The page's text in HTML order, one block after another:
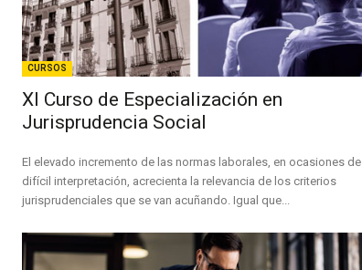
CURSOS
XI Curso de Especialización en
Jurisprudencia Social
El elevado incremento de las normas laborales, en ocasiones de
difícil interpretación, acrecienta la relevancia de los criterios
jurisprudenciales que se van acuñando. Igual que...